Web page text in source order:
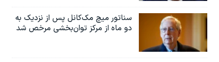
سناتور میچ مک‌کانل پس از نزدیک به
دو ماه از مرکز توان‌بخشی مرخص شد